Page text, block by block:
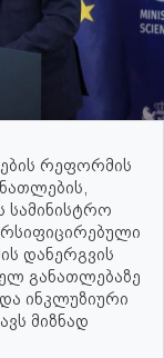
რეფორმის
სამინისტრო
დანერგვის
განათლებაზე
ინკლუზიური
მიზნად